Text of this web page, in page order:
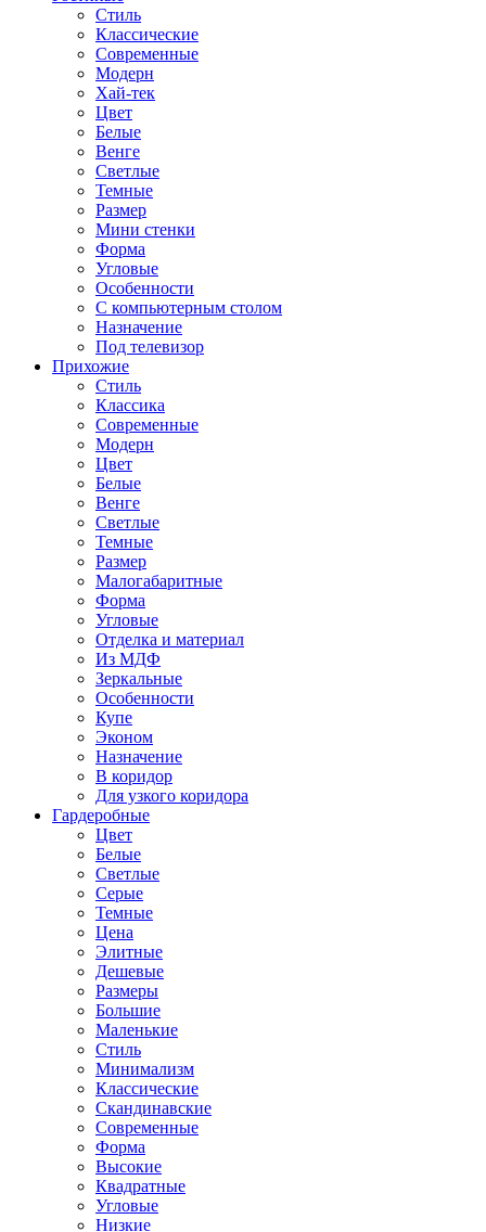
Стиль
Классические
Современные
Модерн
Хай-тек
Цвет
Белые
Венге
Светлые
Темные
Размер
Мини стенки
Форма
Угловые
Особенности
С компьютерным столом
Назначение
Под телевизор
Прихожие
Стиль
Классика
Современные
Модерн
Цвет
Белые
Венге
Светлые
Темные
Размер
Малогабаритные
Форма
Угловые
Отделка и материал
Из МДФ
Зеркальные
Особенности
Купе
Эконом
Назначение
В коридор
Для узкого коридора
Гардеробные
Цвет
Белые
Светлые
Серые
Темные
Цена
Элитные
Дешевые
Размеры
Большие
Маленькие
Стиль
Минимализм
Классические
Скандинавские
Современные
Форма
Высокие
Квадратные
Угловые
Низкие